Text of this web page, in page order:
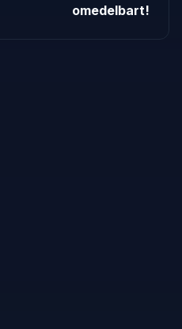
omedelbart!